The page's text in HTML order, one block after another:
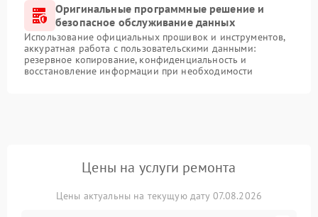
Оригинальные программные решение и
безопасное обслуживание данных
Использование официальных прошивок и инструментов,
аккуратная работа с пользовательскими данными:
резервное копирование, конфиденциальность и
восстановление информации при необходимости
Цены на услуги ремонта
Цены актуальны на текущую дату 07.08.2026